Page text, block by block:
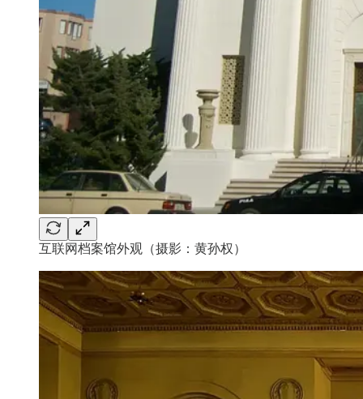
互联网档案馆外观（摄影：黄孙权）